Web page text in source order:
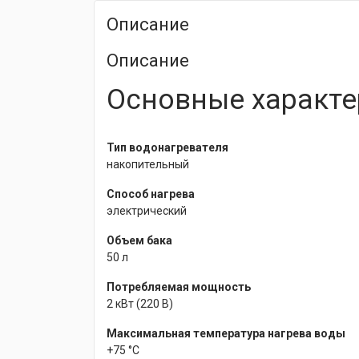
Описание
Описание
Основные
Тип водонагревателя
накопительный
Способ нагрева
электрический
Объем бака
50 л
Потребляемая мощность
2 кВт (220 В)
Максимальная температура нагрева воды
+75 °С